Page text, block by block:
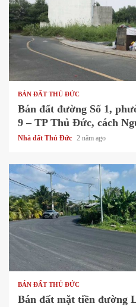
BÁN ĐẤT THỦ ĐỨC
Bán đất đường Số 1,
9 – TP Thủ Đức, cách
Nhà đất Thủ Đức 2 năm ago
1 min read
BÁN ĐẤT THỦ ĐỨC
Bán đất mặt tiền đường